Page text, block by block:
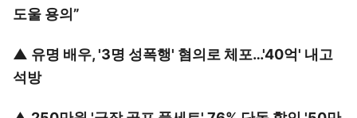
도울 용의”
▲ 유명 배우, '3명 성폭행' 혐의로 체포…'40억' 내고
석방